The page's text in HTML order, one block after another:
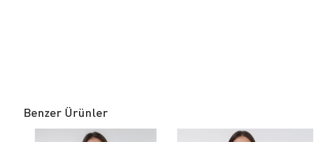
Benzer Ürünler